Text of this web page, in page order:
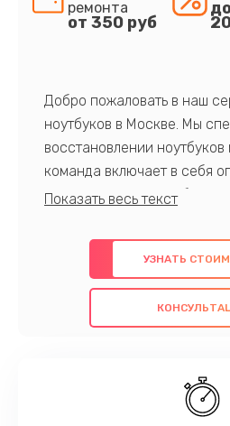
ремонта
от 350 руб
Добро пожаловать в наш
ноутбуков в Москве. Мы
восстановлении
команда включает в себя
профессионалов с
многолетним опытом в
предлагаем быстрый и
использованием
также гарантируем
проведенных работ. Наша
наилучшим образом. Не
УЗНАТЬ